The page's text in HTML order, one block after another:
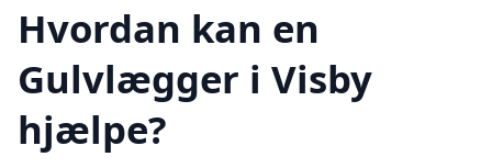
Hvordan kan en
Gulvlægger i Visby
hjælpe?